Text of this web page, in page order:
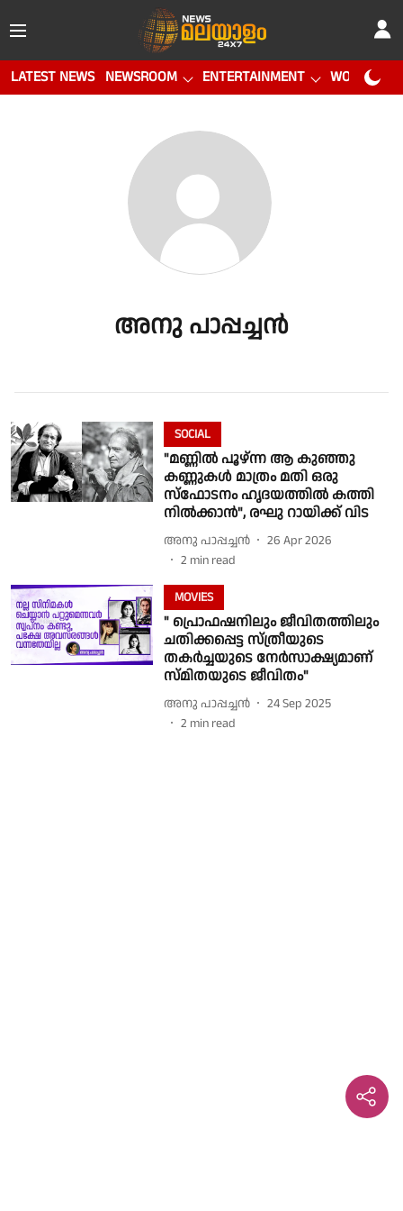
LATEST NEWS NEWSROOM ENTERTAINMENT WORLD CUP
അനു പാപ്പച്ചന്‍
SOCIAL
"മണ്ണില്‍ പൂഴ്ന്ന ആ കുഞ്ഞു
കണ്ണുകള്‍ മാത്രം മതി ഒരു
സ്‌ഫോടനം ഹൃദയത്തില്‍ കത്തി
നിൽക്കാന്‍", രഘു റായിക്ക് വിട
അനു പാപ്പച്ചന്‍
26 Apr 2026
2 min read
MOVIES
" പ്രൊഫഷനിലും ജീവിതത്തിലും
ചതിക്കപ്പെട്ട സ്ത്രീയുടെ
തകർച്ചയുടെ നേർസാക്ഷ്യമാണ്
സ്മിതയുടെ ജീവിതം"
അനു പാപ്പച്ചന്‍
24 Sep 2025
2 min read